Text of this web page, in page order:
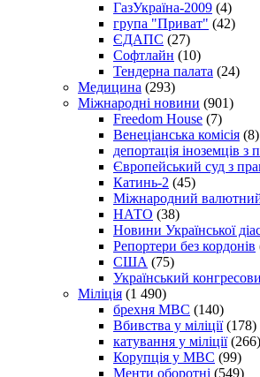
ГазУкраїна-2009 (4)
група "Приват" (42)
ЄДАПС (27)
Софтлайн (10)
Тендерна палата (24)
Медицина (293)
Міжнародні новини (901)
Freedom House (7)
Венеціанська комісія (8)
депортація іноземців з
Європейський суд з
Катинь-2 (45)
Міжнародний
НАТО (38)
Новини Української
Репортери без кордонів
США (75)
Український
Міліція (1 490)
брехня МВС (140)
Вбивства у міліції(178)
катування у міліції(266)
Корупція у МВС (99)
Менти оборотні (549)